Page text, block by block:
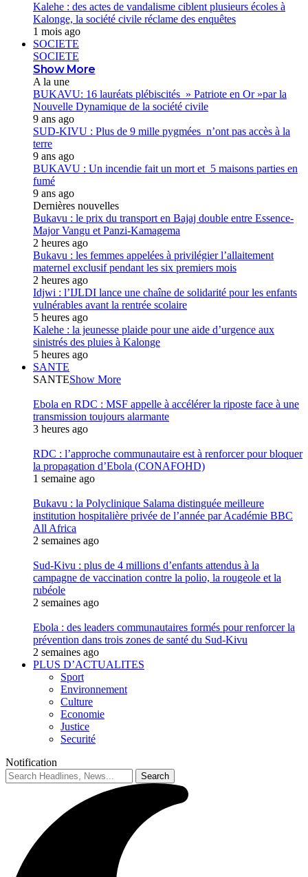
Kalehe : des actes de vandalisme ciblent plusieurs écoles à
Kalonge, la société civile réclame des enquêtes
1 mois ago
SOCIETE
SOCIETE
Show More
A la une
BUKAVU: 16 lauréats plébiscités » Patriote en Or »par la
Nouvelle Dynamique de la société civile
9 ans ago
SUD-KIVU : Plus de 9 mille pygmées n’ont pas accès à la
terre
9 ans ago
BUKAVU : Un incendie fait un mort et 5 maisons parties en
fumé
9 ans ago
Dernières nouvelles
Bukavu : le prix du transport en Bajaj double entre Essence-
Major Vangu et Panzi-Kamagema
2 heures ago
Bukavu : les femmes appelées à privilégier l’allaitement
maternel exclusif pendant les six premiers mois
2 heures ago
Idjwi : l’IJLDI lance une chaîne de solidarité pour les enfants
vulnérables avant la rentrée scolaire
5 heures ago
Kalehe : la jeunesse plaide pour une aide d’urgence aux
sinistrés des pluies à Kalonge
5 heures ago
SANTE
SANTEShow More
Ebola en RDC : MSF appelle à accélérer la riposte face à une
transmission toujours alarmante
3 heures ago
RDC : l’approche communautaire est à renforcer pour bloquer
la propagation d’Ebola (CONAFOHD)
1 semaine ago
Bukavu : la Polyclinique Salama distinguée meilleure
institution hospitalière privée de l’année par Académie BBC
All Africa
2 semaines ago
Sud-Kivu : plus de 4 millions d’enfants attendus à la
campagne de vaccination contre la polio, la rougeole et la
rubéole
2 semaines ago
Ebola : des leaders communautaires formés pour renforcer la
prévention dans trois zones de santé du Sud-Kivu
2 semaines ago
PLUS D’ACTUALITES
Sport
Environnement
Culture
Economie
Justice
Securité
Notification